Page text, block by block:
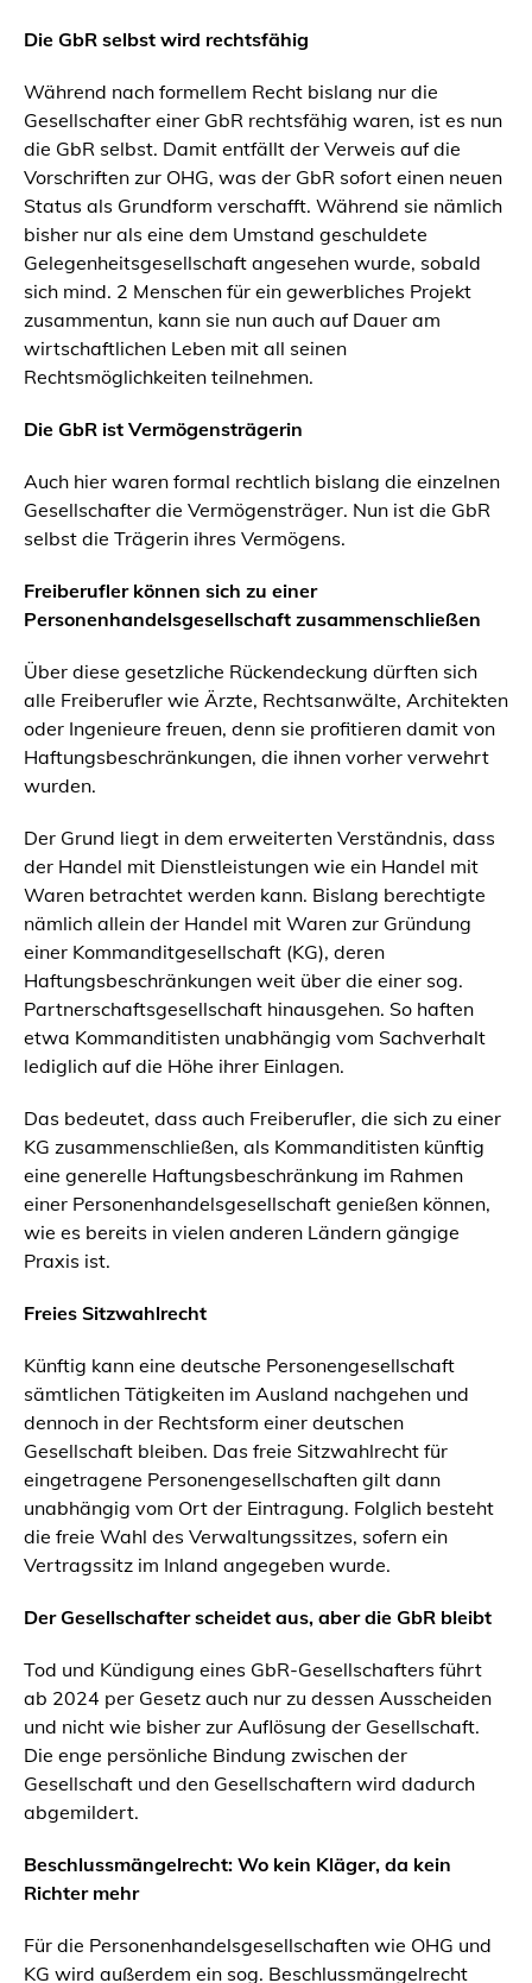
Die GbR selbst wird rechtsfähig
Während nach formellem Recht bislang nur die
Gesellschafter einer GbR rechtsfähig waren, ist es nun
die GbR selbst. Damit entfällt der Verweis auf die
Vorschriften zur OHG, was der GbR sofort einen neuen
Status als Grundform verschafft. Während sie nämlich
bisher nur als eine dem Umstand geschuldete
Gelegenheitsgesellschaft angesehen wurde, sobald
sich mind. 2 Menschen für ein gewerbliches Projekt
zusammentun, kann sie nun auch auf Dauer am
wirtschaftlichen Leben mit all seinen
Rechtsmöglichkeiten teilnehmen.
Die GbR ist Vermögensträgerin
Auch hier waren formal rechtlich bislang die einzelnen
Gesellschafter die Vermögensträger. Nun ist die GbR
selbst die Trägerin ihres Vermögens.
Freiberufler können sich zu einer
Personenhandelsgesellschaft zusammenschließen
Über diese gesetzliche Rückendeckung dürften sich
alle Freiberufler wie Ärzte, Rechtsanwälte, Architekten
oder Ingenieure freuen, denn sie profitieren damit von
Haftungsbeschränkungen, die ihnen vorher verwehrt
wurden.
Der Grund liegt in dem erweiterten Verständnis, dass
der Handel mit Dienstleistungen wie ein Handel mit
Waren betrachtet werden kann. Bislang berechtigte
nämlich allein der Handel mit Waren zur Gründung
einer Kommanditgesellschaft (KG), deren
Haftungsbeschränkungen weit über die einer sog.
Partnerschaftsgesellschaft hinausgehen. So haften
etwa Kommanditisten unabhängig vom Sachverhalt
lediglich auf die Höhe ihrer Einlagen.
Das bedeutet, dass auch Freiberufler, die sich zu einer
KG zusammenschließen, als Kommanditisten künftig
eine generelle Haftungsbeschränkung im Rahmen
einer Personenhandelsgesellschaft genießen können,
wie es bereits in vielen anderen Ländern gängige
Praxis ist.
Freies Sitzwahlrecht
Künftig kann eine deutsche Personengesellschaft
sämtlichen Tätigkeiten im Ausland nachgehen und
dennoch in der Rechtsform einer deutschen
Gesellschaft bleiben. Das freie Sitzwahlrecht für
eingetragene Personengesellschaften gilt dann
unabhängig vom Ort der Eintragung. Folglich besteht
die freie Wahl des Verwaltungssitzes, sofern ein
Vertragssitz im Inland angegeben wurde.
Der Gesellschafter scheidet aus, aber die GbR bleibt
Tod und Kündigung eines GbR-Gesellschafters führt
ab 2024 per Gesetz auch nur zu dessen Ausscheiden
und nicht wie bisher zur Auflösung der Gesellschaft.
Die enge persönliche Bindung zwischen der
Gesellschaft und den Gesellschaftern wird dadurch
abgemildert.
Beschlussmängelrecht: Wo kein Kläger, da kein
Richter mehr
Für die Personenhandelsgesellschaften wie OHG und
KG wird außerdem ein sog. Beschlussmängelrecht